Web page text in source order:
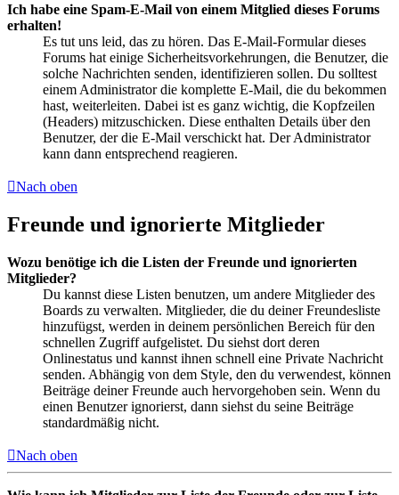
Ich habe eine Spam-E-Mail von einem Mitglied dieses Forums
erhalten!
Es tut uns leid, das zu hören. Das E-Mail-Formular dieses
Forums hat einige Sicherheitsvorkehrungen, die Benutzer, die
solche Nachrichten senden, identifizieren sollen. Du solltest
einem Administrator die komplette E-Mail, die du bekommen
hast, weiterleiten. Dabei ist es ganz wichtig, die Kopfzeilen
(Headers) mitzuschicken. Diese enthalten Details über den
Benutzer, der die E-Mail verschickt hat. Der Administrator
kann dann entsprechend reagieren.
Nach oben
Freunde und ignorierte Mitglieder
Wozu benötige ich die Listen der Freunde und ignorierten
Mitglieder?
Du kannst diese Listen benutzen, um andere Mitglieder des
Boards zu verwalten. Mitglieder, die du deiner Freundesliste
hinzufügst, werden in deinem persönlichen Bereich für den
schnellen Zugriff aufgelistet. Du siehst dort deren
Onlinestatus und kannst ihnen schnell eine Private Nachricht
senden. Abhängig von dem Style, den du verwendest, können
Beiträge deiner Freunde auch hervorgehoben sein. Wenn du
einen Benutzer ignorierst, dann siehst du seine Beiträge
standardmäßig nicht.
Nach oben